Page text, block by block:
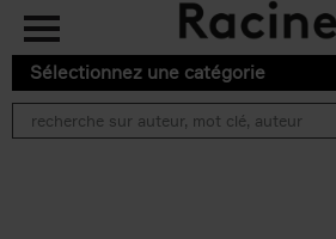
Aller au contenu principal
Sélectionnez une catégorie